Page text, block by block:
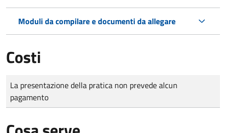
Moduli da compilare e documenti da allegare
Costi
Tipo di pagamento
Importo
La presentazione della pratica non prevede alcun
pagamento